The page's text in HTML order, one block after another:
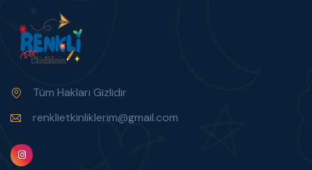
Tüm Hakları Gizlidir
renklietkinliklerim@gmail.com